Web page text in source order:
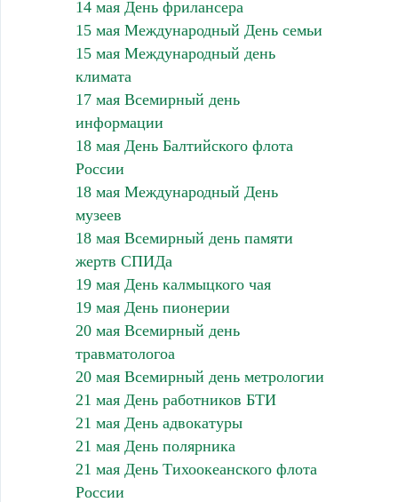
14 мая День фрилансера
15 мая Международный День семьи
15 мая Международный день
климата
17 мая Всемирный день
информации
18 мая День Балтийского флота
России
18 мая Международный День
музеев
18 мая Всемирный день памяти
жертв СПИДа
19 мая День калмыцкого чая
19 мая День пионерии
20 мая Всемирный день
травматологоа
20 мая Всемирный день метрологии
21 мая День работников БТИ
21 мая День адвокатуры
21 мая День полярника
21 мая День Тихоокеанского флота
России